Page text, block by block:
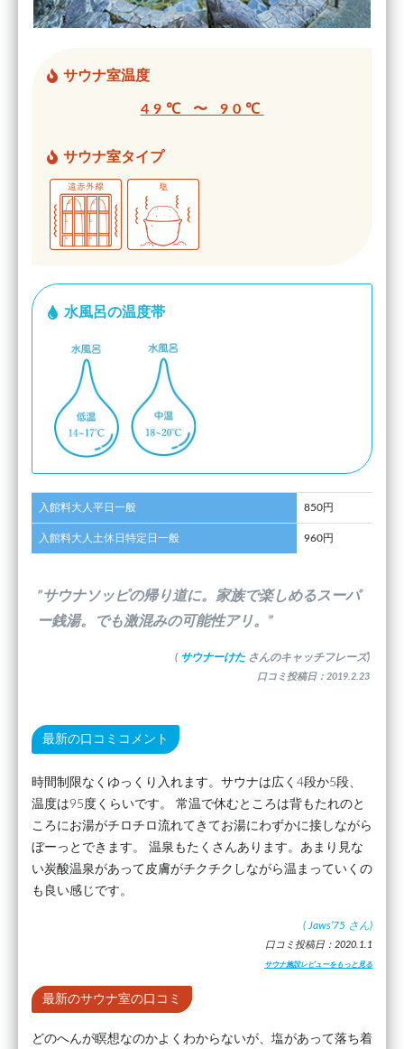
サウナ室温度
49℃ 〜 90℃
サウナ室タイプ
水風呂の温度帯
入館料大人平日一般 850円
入館料大人土休日特定日一般 960円
”サウナソッピの帰り道に。家族で楽しめるスーパ
ー銭湯。でも激混みの可能性アリ。”
( サウナーけた さんのキャッチフレーズ)
口コミ投稿日：2019.2.23
最新の口コミコメント
時間制限なくゆっくり入れます。サウナは広く4段か5段、
温度は95度くらいです。 常温で休むところは背もたれのと
ころにお湯がチロチロ流れてきてお湯にわずかに接しながら
ぼーっとできます。 温泉もたくさんあります。あまり見な
い炭酸温泉があって皮膚がチクチクしながら温まっていくの
も良い感じです。
( Jaws’75 さん)
口コミ投稿日：2020.1.1
サウナ施設レビューをもっと見る
最新のサウナ室の口コミ
どのへんが瞑想なのかよくわからないが、塩があって落ち着